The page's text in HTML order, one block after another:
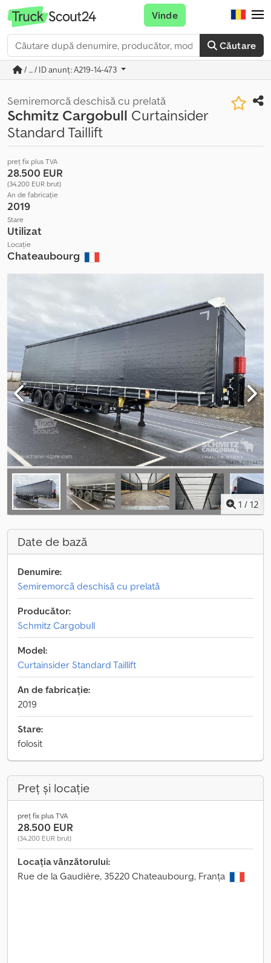
Căutare
Vinde
/ ... / ID anunț: A219-14-473
Semiremorcă deschisă cu prelată
Schmitz Cargobull Curtainsider
Standard Taillift
preț fix plus TVA
28.500 EUR
(34.200 EUR brut)
An de fabricație
2019
Stare
Utilizat
Locație
Chateaubourg
1 / 12
Date de bază
Denumire:
Semiremorcă deschisă cu prelată
Producător:
Schmitz Cargobull
Model:
Curtainsider Standard Taillift
An de fabricație:
2019
Stare:
folosit
Preț și locație
preț fix plus TVA
28.500 EUR
(34.200 EUR brut)
Locația vânzătorului:
Rue de la Gaudière, 35220 Chateaubourg, Franța